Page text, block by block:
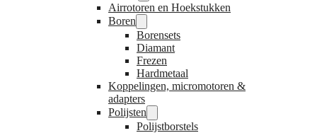
Airrotoren en Hoekstukken
Boren
Borensets
Diamant
Frezen
Hardmetaal
Koppelingen, micromotoren &
adapters
Polijsten
Polijstborstels